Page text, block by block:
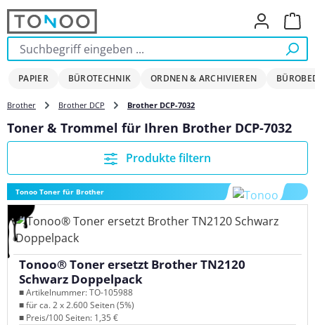
Zum Hauptinhalt springen
PAPIER BÜROTECHNIK ORDNEN & ARCHIVIEREN
Brother Brother DCP Brother DCP-7032
Toner & Trommel für Ihren Brother DCP-7032
Produkte filtern
Tonoo Toner für Brother
Tonoo® Toner ersetzt Brother TN2120
Schwarz Doppelpack
■ Artikelnummer: TO-105988
■ für ca. 2 x 2.600 Seiten (5%)
■ Preis/100 Seiten: 1,35 €